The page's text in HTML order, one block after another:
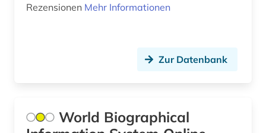
elektronisches buch (1)
Russland, Sowjetunion (7)
Rezensionen Mehr Informationen
Zur Datenbank
World Biographical